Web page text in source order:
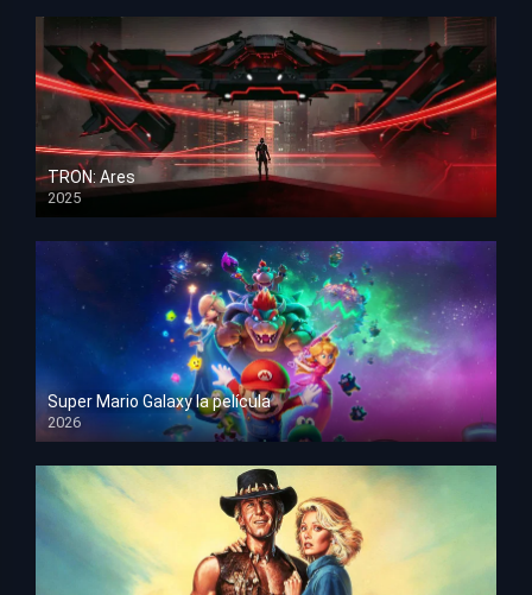
TRON: Ares
2025
HD 1080p
Super Mario Galaxy la película
2026
HD 1080p